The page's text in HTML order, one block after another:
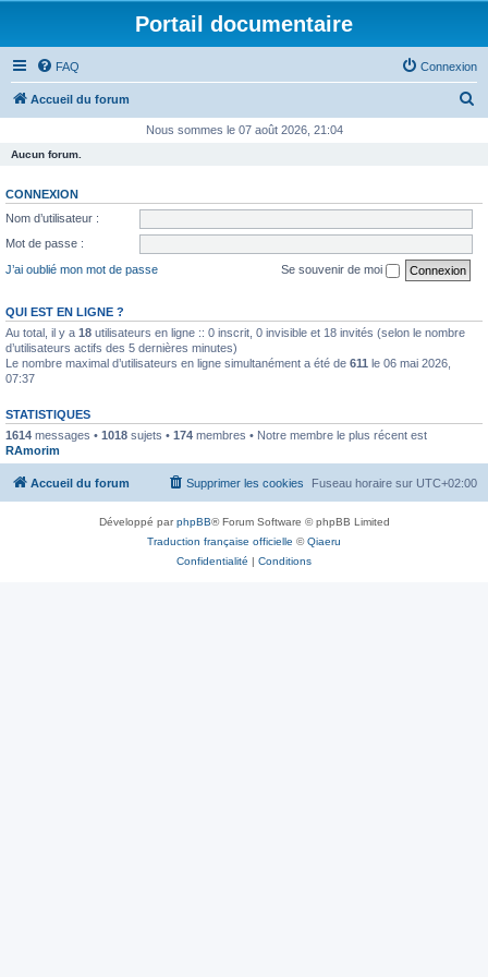
Portail documentaire
FAQ Connexion
Accueil du forum
e
Nous sommes le 07 août 2026, 21:04
Aucun forum.
CONNEXION
Nom d’utilisateur :
Mot de passe :
J’ai oublié mon mot de passe
Se souvenir de moi
QUI EST EN LIGNE ?
Au total, il y a 18 utilisateurs en ligne :: 0 inscrit, 0 invisible et 18 invités (selon le nombre
d’utilisateurs actifs des 5 dernières minutes)
Le nombre maximal d’utilisateurs en ligne simultanément a été de 611 le 06 mai 2026,
07:37
STATISTIQUES
1614 messages • 1018 sujets • 174 membres • Notre membre le plus récent est
RAmorim
Accueil du forum Fuseau horaire sur UTC+02:00
Supprimer les cookies
Développé parphpBB® Forum Software © phpBB Limited
Traduction française officielle ©Qiaeru
Confidentialité | Conditions